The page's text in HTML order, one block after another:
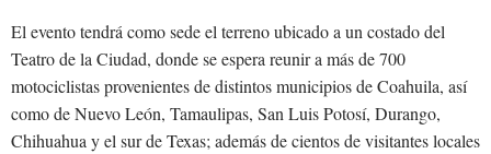
El evento tendrá como sede el terreno ubicado a un costado del
Teatro de la Ciudad, donde se espera reunir a más de 700
motociclistas provenientes de distintos municipios de Coahuila, así
como de Nuevo León, Tamaulipas, San Luis Potosí, Durango,
Chihuahua y el sur de Texas; además de cientos de visitantes locales